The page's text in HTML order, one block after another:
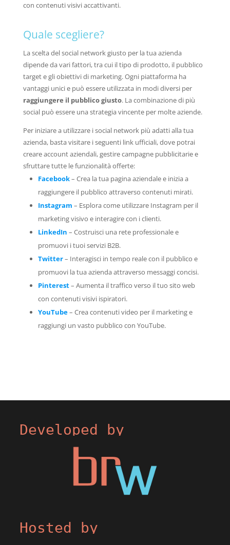
con contenuti visivi accattivanti.
Quale scegliere?
La scelta del social network giusto per la tua azienda
dipende da vari fattori, tra cui il tipo di prodotto, il pubblico
target e gli obiettivi di marketing. Ogni piattaforma ha
vantaggi unici e può essere utilizzata in modi diversi per
raggiungere il pubblico giusto. La combinazione di più
social può essere una strategia vincente per molte aziende.
Per iniziare a utilizzare i social network più adatti alla tua
azienda, basta visitare i seguenti link ufficiali, dove potrai
creare account aziendali, gestire campagne pubblicitarie e
sfruttare tutte le funzionalità offerte:
Facebook– Crea la tua pagina aziendale e inizia a
raggiungere il pubblico attraverso contenuti mirati.
Instagram – Esplora come utilizzare Instagram per il
marketing visivo e interagire con i clienti.
LinkedIn – Costruisci una rete professionale e
promuovi i tuoi servizi B2B.
Twitter– Interagisci in tempo reale con il pubblico e
promuovi la tua azienda attraverso messaggi concisi.
Pinterest– Aumenta il traffico verso il tuo sito web
con contenuti visivi ispiratori.
YouTube– Crea contenuti video per il marketing e
raggiungi un vasto pubblico con YouTube.
Developed by
Hosted by